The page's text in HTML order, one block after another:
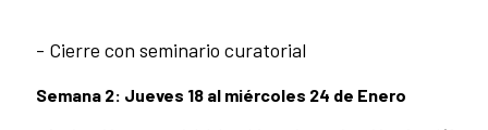
- Cierre con seminario curatorial
Semana 2: Jueves 18 al miércoles 24 de Enero